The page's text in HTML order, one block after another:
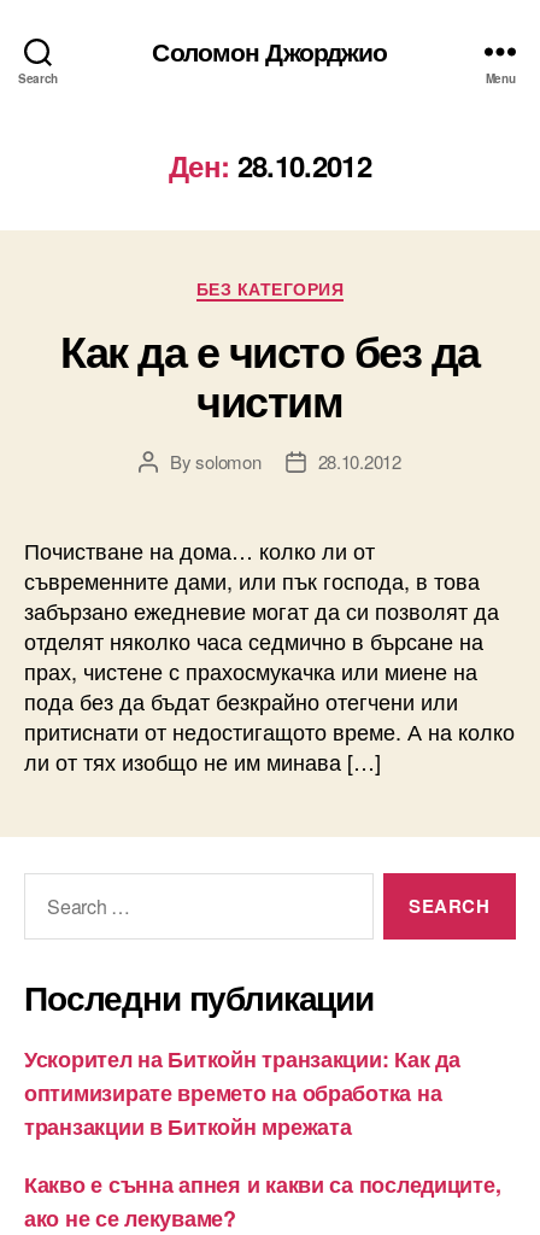
Search
Соломон Джорджио
Menu
Ден: 28.10.2012
Categories
БЕЗ КАТЕГОРИЯ
Как да е чисто без да
чистим
PostBysolomon
Post28.10.2012
Почистване на дома… колко ли от
съвременните дами, или пък господа, в това
забързано ежедневие могат да си позволят да
отделят няколко часа седмично в бърсане на
прах, чистене с прахосмукачка или миене на
пода без да бъдат безкрайно отегчени или
притиснати от недостигащото време. А на колко
ли от тях изобщо не им минава […]
Последни публикации
Ускорител на Биткойн транзакции: Как да
оптимизирате времето на обработка на
транзакции в Биткойн мрежата
Какво е сънна апнея и какви са последиците,
ако не се лекуваме?